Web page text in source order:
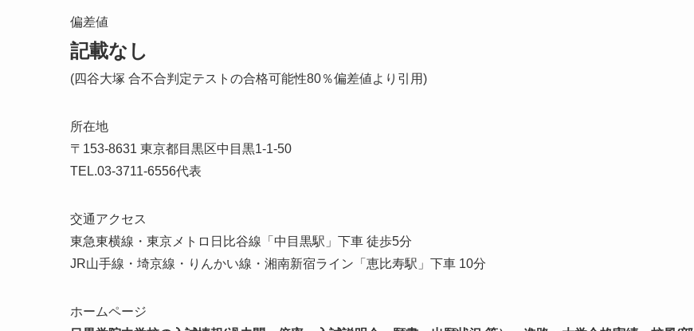
偏差値
記載なし
(四谷大塚 合不合判定テストの合格可能性80％偏差値より引用)
所在地
〒153-8631 東京都目黒区中目黒1-1-50
TEL.03-3711-6556代表
交通アクセス
東急東横線・東京メトロ日比谷線「中目黒駅」下車 徒歩5分
JR山手線・埼京線・りんかい線・湘南新宿ライン「恵比寿駅」下車 10分
ホームページ